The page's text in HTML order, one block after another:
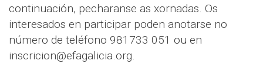
continuación, pecharanse as xornadas. Os
interesados en participar poden anotarse no
número de teléfono 981733 051 ou en
inscricion@efagalicia.org.